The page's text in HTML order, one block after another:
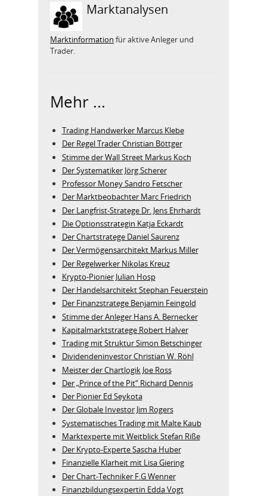
Marktanalysen
Marktinformation für aktive Anleger und
Trader.
Mehr ...
Trading Handwerker Marcus Klebe
Der Regel Trader Christian Böttger
Stimme der Wall Street Markus Koch
Der Systematiker Jörg Scherer
Professor Money Sandro Fetscher
Der Marktbeobachter Marc Friedrich
Der Langfrist-Stratege Dr. Jens Ehrhardt
Die Optionsstrategin Katja Eckardt
Der Chartstratege Daniel Saurenz
Der Vermögensarchitekt Markus Miller
Der Regelwerker Nikolas Kreuz
Krypto-Pionier Julian Hosp
Der Handelsarchitekt Stephan Feuerstein
Der Finanzstratege Benjamin Feingold
Stimme der Anleger Hans A. Bernecker
Kapitalmarktstratege Robert Halver
Trading mit Struktur Simon Betschinger
Dividendeninvestor Christian W. Röhl
Meister der Chartlogik Joe Ross
Der „Prince of the Pit“ Richard Dennis
Der Pionier Ed Seykota
Der Globale Investor Jim Rogers
Systematisches Trading mit Malte Kaub
Marktexperte mit Weitblick Stefan Riße
Der Krypto-Experte Sascha Huber
Finanzielle Klarheit mit Lisa Giering
Der Chart-Techniker F.G Wenner
Finanzbildungsexpertin Edda Vogt